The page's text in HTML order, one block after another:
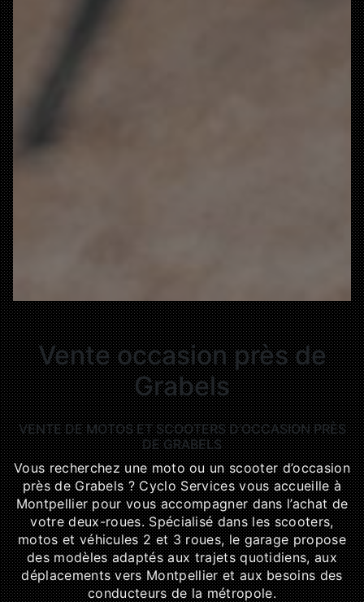
Vente occasion près de
Grabels
VENTE DE MOTOS ET SCOOTERS D’OCCASION PRÈS
DE GRABELS
Vous recherchez une moto ou un scooter d’occasion
près de Grabels ? Cyclo Services vous accueille à
Montpellier pour vous accompagner dans l’achat de
votre deux-roues. Spécialisé dans les scooters,
motos et véhicules 2 et 3 roues, le garage propose
des modèles adaptés aux trajets quotidiens, aux
déplacements vers Montpellier et aux besoins des
conducteurs de la métropole.